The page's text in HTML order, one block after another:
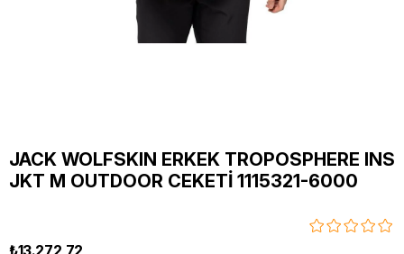
JACK WOLFSKIN ERKEK TROPOSPHERE INS
JKT M OUTDOOR CEKETİ 1115321-6000
₺13.272,72